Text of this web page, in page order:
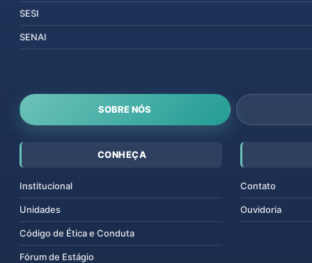
SESI
SENAI
SOBRE NÓS
CONHEÇA
Institucional
Unidades
Código de Ética e Conduta
Fórum de Estágio
Contato
Ouvidoria